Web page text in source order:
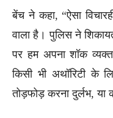
बेंच ने कहा, “ऐसा
वाला है। पुलिस ने
पर हम अपना शॉक
किसी भी अथॉरिटी
तोड़फोड़ करना दुर्लभ, या